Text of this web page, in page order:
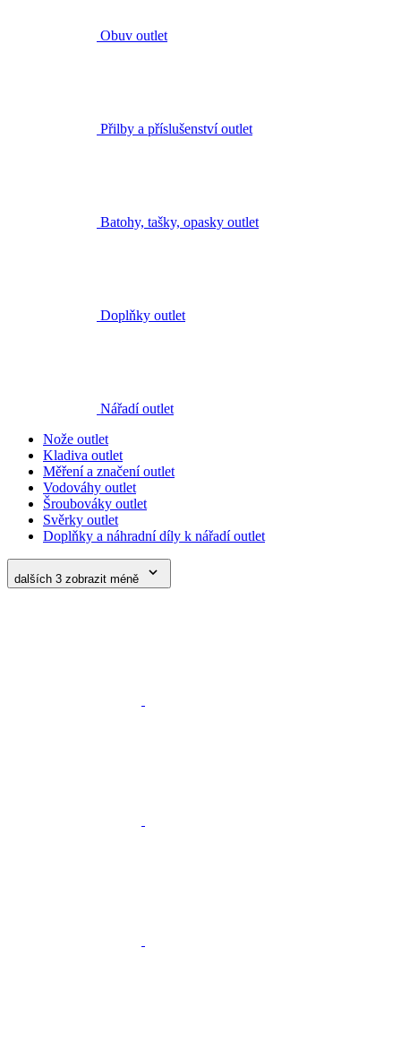
Obuv outlet
Přilby a příslušenství outlet
Batohy, tašky, opasky outlet
Doplňky outlet
Nářadí outlet
Nože outlet
Kladiva outlet
Měření a značení outlet
Vodováhy outlet
Šroubováky outlet
Svěrky outlet
Doplňky a náhradní díly k nářadí outlet
dalších 3 zobrazit méně